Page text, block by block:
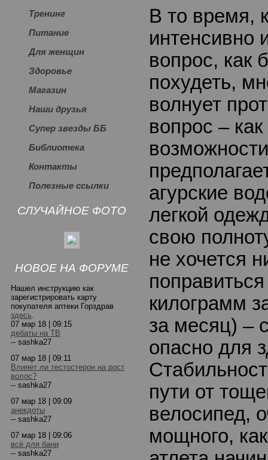
Тренинг
Питание
Для женщин
Здоровье
Магазин
Наши друзья
Супер звезды ББ
Библиотека
Контакты
Полезные ссылки
СЛУЧАЙНОЕ ФОТО
НОВОЕ НА ФОРУМЕ
Нашел инструкцию как
зарегистрировать карту
покупателя аптеки Горздрав
здесь.
07 мар 18 | 09:15
дебаты на ТВ
-- sashka27
07 мар 18 | 09:11
Влияет ли тестостерон на рост
волос?
-- sashka27
07 мар 18 | 09:09
анекдоты
-- sashka27
07 мар 18 | 09:06
всё для бани
-- sashka27
В то время,
интенсивно
вопрос, как
похудеть,
волнует
вопрос –
агурские
легкой
свою
не хочется
килограмм
за месяц) –
опасно для
пути от
велосипед,
мощного,